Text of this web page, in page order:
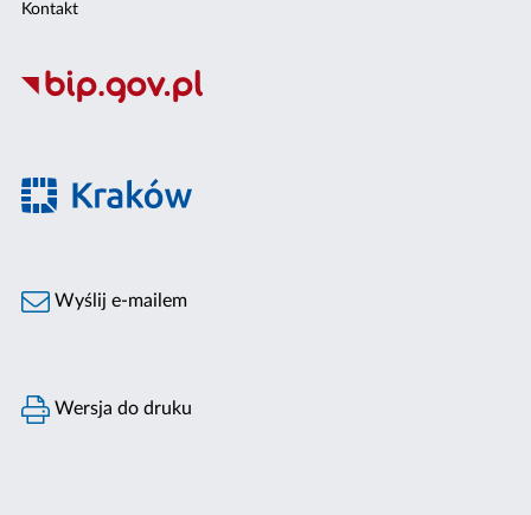
Kontakt
Wyślij e-mailem
Wersja do druku